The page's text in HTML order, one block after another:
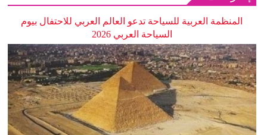
المنظمة العربية للسياحة تدعو العالم العربي للاحتفال بيوم
السياحة العربي 2026